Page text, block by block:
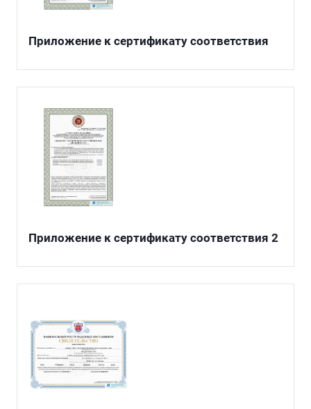
Приложение к сертификату соответствия
Приложение к сертификату соответствия 2